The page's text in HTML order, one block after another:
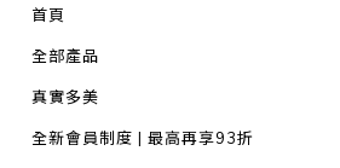
首頁
全部產品
真實多美
全新會員制度 | 最高再享93折